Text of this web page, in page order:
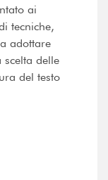
ai
tecniche,
adottare
delle
del testo